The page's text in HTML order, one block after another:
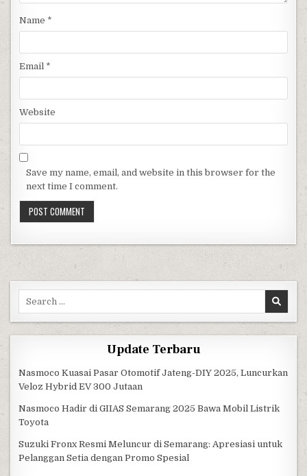
Name *
Email *
Website
Save my name, email, and website in this browser for the
next time I comment.
Search for:
Update Terbaru
Nasmoco Kuasai Pasar Otomotif Jateng-DIY 2025, Luncurkan
Veloz Hybrid EV 300 Jutaan
Nasmoco Hadir di GIIAS Semarang 2025 Bawa Mobil Listrik
Toyota
Suzuki Fronx Resmi Meluncur di Semarang: Apresiasi untuk
Pelanggan Setia dengan Promo Spesial